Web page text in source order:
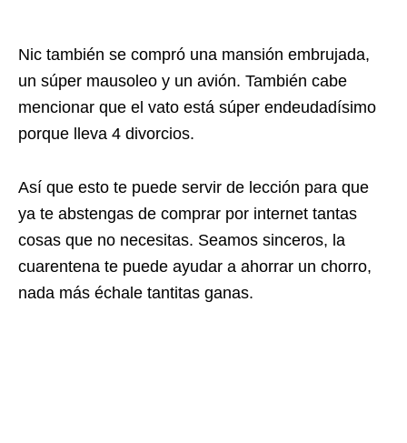
Nic también se compró una mansión embrujada,
un súper mausoleo y un avión. También cabe
mencionar que el vato está súper endeudadísimo
porque lleva 4 divorcios.
Así que esto te puede servir de lección para que
ya te abstengas de comprar por internet tantas
cosas que no necesitas. Seamos sinceros, la
cuarentena te puede ayudar a ahorrar un chorro,
nada más échale tantitas ganas.